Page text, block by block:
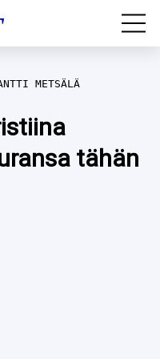
METSÄLÄ
tähän